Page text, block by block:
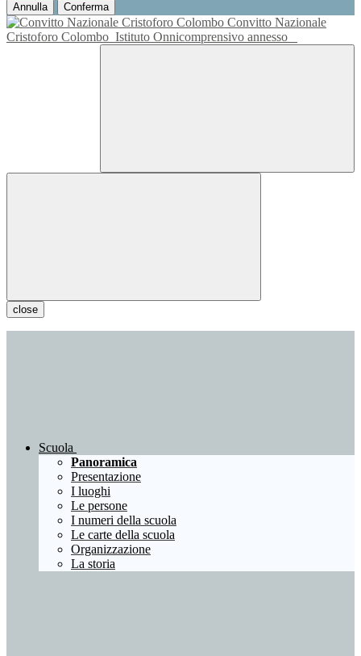
Annulla Conferma
Convitto Nazionale
Cristoforo Colombo Istituto Onnicomprensivo annesso
close
Scuola
Panoramica
Presentazione
I luoghi
Le persone
I numeri della scuola
Le carte della scuola
Organizzazione
La storia